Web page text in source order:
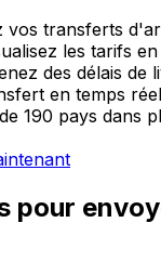
vos transferts
les tarifs
des délais de
en temps
190 pays dans
pour